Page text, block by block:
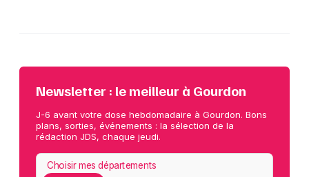
Newsletter : le meilleur à Gourdon
J-6 avant votre dose hebdomadaire à Gourdon. Bons
plans, sorties, événements : la sélection de la
rédaction JDS, chaque jeudi.
Choisir mes départements